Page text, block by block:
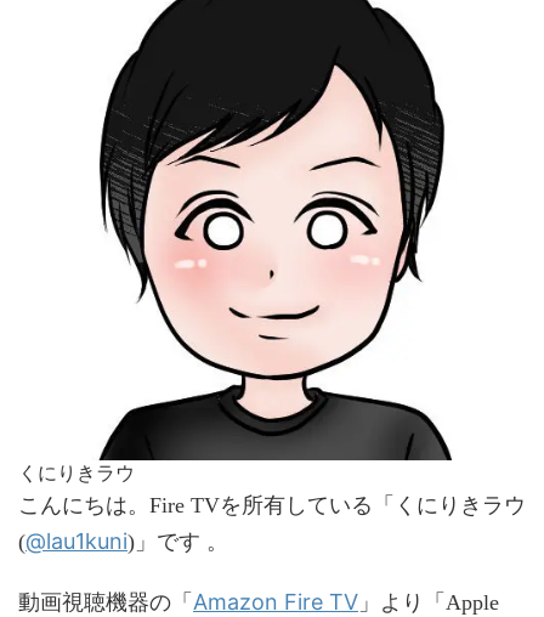
くにりきラウ
こんにちは。Fire TVを所有している「くにりきラウ
(@lau1kuni)」です 。
動画視聴機器の「 Amazon Fire TV 」より「Apple